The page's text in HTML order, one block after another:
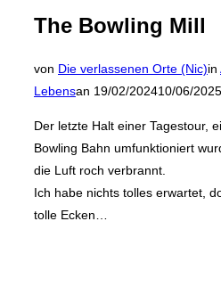
The Bowling Mill
von Die verlassenen Orte (Nic)in
Lebensan Veröffentlicht
19/02/202410/06/2025
Der letzte Halt einer Tagestour,
Bowling Bahn umfunktioniert
die Luft roch verbrannt.
Ich habe nichts tolles erwartet,
tolle Ecken…